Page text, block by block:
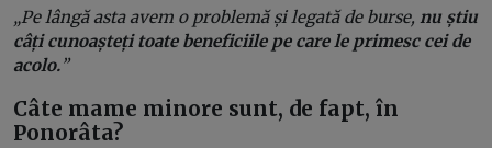
„Pe lângă asta avem o problemă și legată de burse, nu știu
câți cunoașteți toate beneficiile pe care le primesc cei de
acolo.”
Câte mame minore sunt, de fapt, în
Ponorâta?